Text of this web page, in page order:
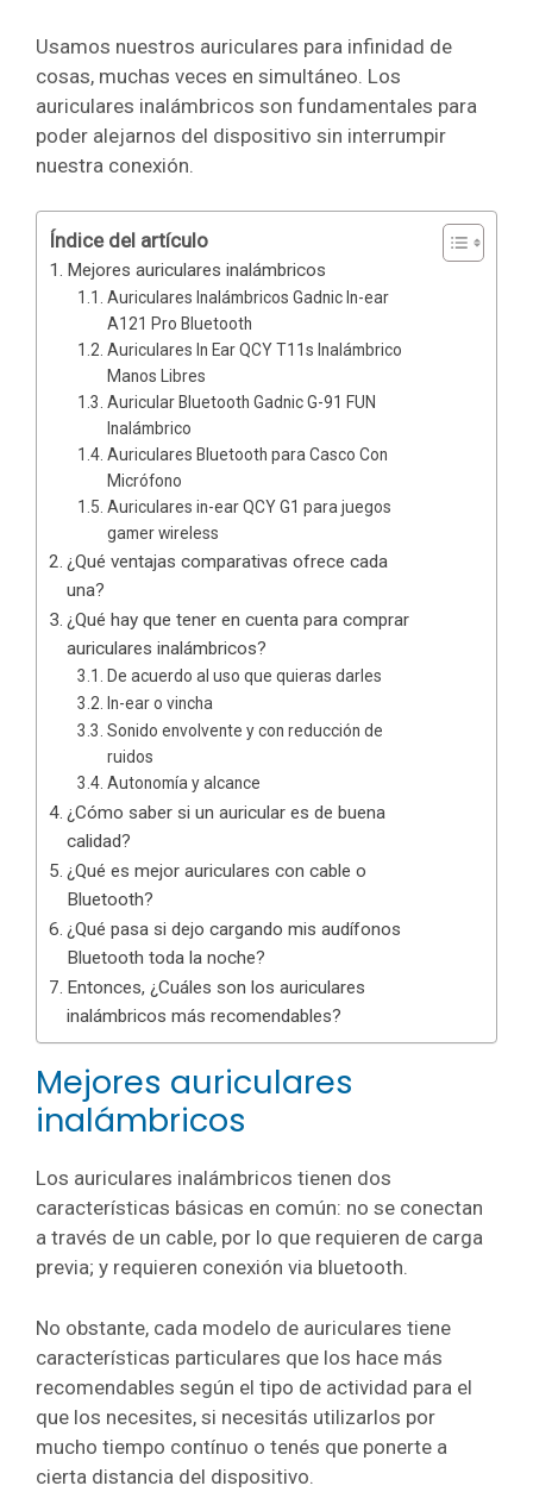
Usamos nuestros auriculares para infinidad de
cosas, muchas veces en simultáneo. Los
auriculares inalámbricos son fundamentales para
poder alejarnos del dispositivo sin interrumpir
nuestra conexión.
Índice del artículo
Mejores auriculares inalámbricos
Auriculares Inalámbricos Gadnic In-ear
A121 Pro Bluetooth
Auriculares In Ear QCY T11s Inalámbrico
Manos Libres
Auricular Bluetooth Gadnic G-91 FUN
Inalámbrico
Auriculares Bluetooth para Casco Con
Micrófono
Auriculares in-ear QCY G1 para juegos
gamer wireless
¿Qué ventajas comparativas ofrece cada
una?
¿Qué hay que tener en cuenta para comprar
auriculares inalámbricos?
De acuerdo al uso que quieras darles
In-ear o vincha
Sonido envolvente y con reducción de
ruidos
Autonomía y alcance
¿Cómo saber si un auricular es de buena
calidad?
¿Qué es mejor auriculares con cable o
Bluetooth?
¿Qué pasa si dejo cargando mis audífonos
Bluetooth toda la noche?
Entonces, ¿Cuáles son los auriculares
inalámbricos más recomendables?
Mejores auriculares
inalámbricos
Los auriculares inalámbricos tienen dos
características básicas en común: no se conectan
a través de un cable, por lo que requieren de carga
previa; y requieren conexión via bluetooth.
No obstante, cada modelo de auriculares tiene
características particulares que los hace más
recomendables según el tipo de actividad para el
que los necesites, si necesitás utilizarlos por
mucho tiempo contínuo o tenés que ponerte a
cierta distancia del dispositivo.